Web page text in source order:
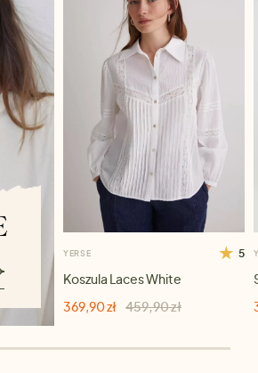
YERSE 5
Koszula Laces White
369,90 zł 459,90 zł